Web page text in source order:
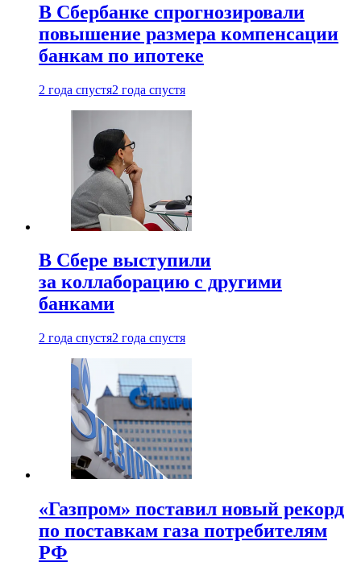
В Сбербанке спрогнозировали
повышение размера компенсации
банкам по ипотеке
2 года спустя2 года спустя
В Сбере выступили
за коллаборацию с другими
банками
2 года спустя2 года спустя
«Газпром» поставил новый рекорд
по поставкам газа потребителям
РФ